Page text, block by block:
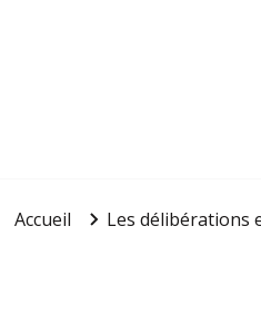
Accueil Les délibérations